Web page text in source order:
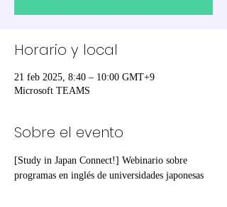
Horario y local
21 feb 2025, 8:40 – 10:00 GMT+9
Microsoft TEAMS
Sobre el evento
[Study in Japan Connect!] Webinario sobre
programas en inglés de universidades japonesas